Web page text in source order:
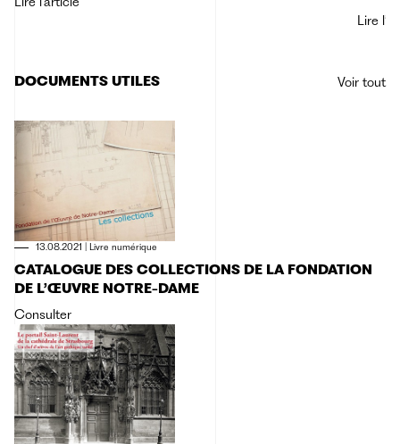
Lire
DOCUMENTS UTILES Voir tout
13.08.2021 Livre numérique
CATALOGUE DES COLLECTIONS DE LA FONDATION
DE L’ŒUVRE NOTRE-DAME
Consulter